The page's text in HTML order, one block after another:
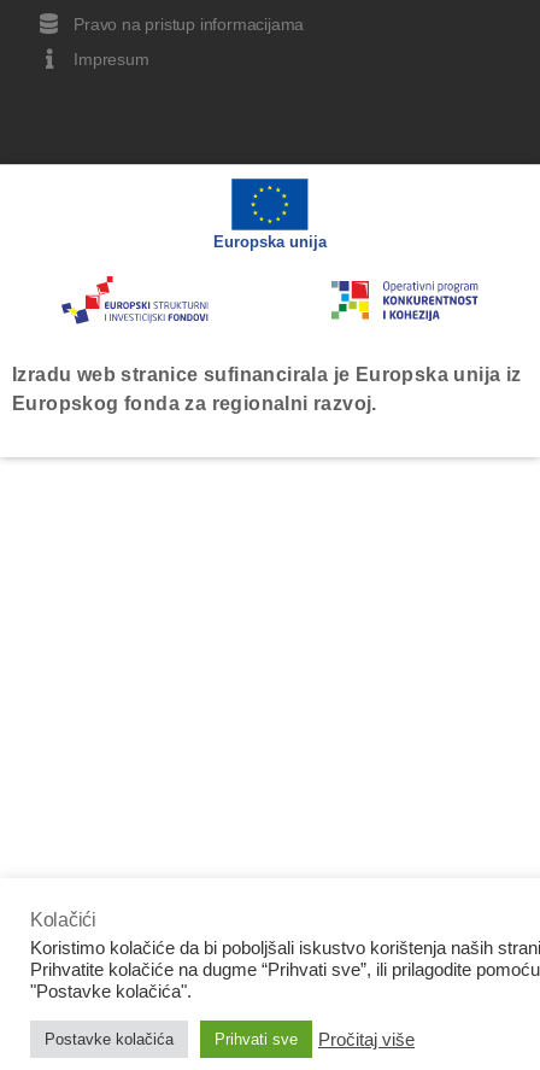
Pravo na pristup informacijama
Impresum
Europska unija
Izradu web stranice sufinancirala je Europska unija iz
Europskog fonda za regionalni razvoj.
Kolačići
Koristimo kolačiće da bi poboljšali iskustvo korištenja naših
Prihvatite kolačiće na dugme “Prihvati sve”, ili prilagodite pomoću
"Postavke kolačića".
Postavke kolačića Prihvati sve Pročitaj više